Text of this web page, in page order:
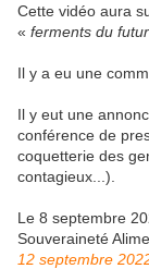
Cette vidéo aura
« ferments du futur
Il y a eu une
Il y eut une
conférence de
coquetterie des
contagieux...).
Le 8 septembre
Souveraineté
12 septembre